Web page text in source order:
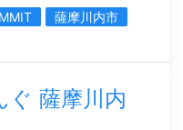
薩摩川内市
ぐ 薩摩川内